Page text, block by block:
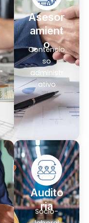
Asesor
amient
o
Contencio
so
administr
ativo
Audito
ria
Socio-